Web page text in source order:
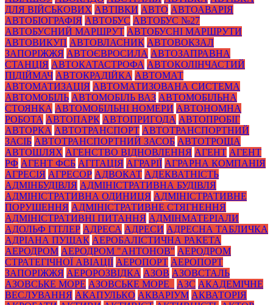
ДЛЯ ВІЙСЬКОВИХ АВТІВКИ АВТО АВТОАВАРІЯ
АВТОБІОГРАФІЯ АВТОБУС АВТОБУС №27
АВТОБУСНИЙ МАРШРУТ АВТОБУСНІ МАРШРУТИ
АВТОВИКУП АВТОВЛАСНИК АВТОВОКЗАЛ
ЗАПОРІЖЖЯ АВТОЄВРОСИЛА АВТОЗАПРАВНА
СТАНЦІЯ АВТОКАТАСТРОФА АВТОКОЛІНЧАСТИЙ
ПІДІЙМАЧ АВТОКРАДІЙКА АВТОМАТ
АВТОМАТИЗАЦІЯ АВТОМАТИЗОВАНА СИСТЕМА
АВТОМОБІЛЬ АВТОМОБІЛЬ ВАЗ АВТОМОБІЛЬНА
СТОЯНКА АВТОМОБІЛЬНІ НОМЕРИ АВТОНОМНА
РОБОТА АВТОПАРК АВТОПРИГОДА АВТОПРОБІГ
АВТОРКА АВТОТРАНСПОРТ АВТОТРАНСПОРТНИЙ
ЗАСІБ АВТОТРАНСПОРТНИЙ ЗАСОБ АВТОТРОЩА
АВТОШЛЯХ АГЕНСТВО ВІДНОВЛЕННЯ АГЕНТ АГЕНТ
РФ АГЕНТ ФСБ АГІТАЦІЯ АГРАРІЇ АГРАРНА КОМПАНІЯ
АГРЕСІЯ АГРЕСОР АДВОКАТ АДЕКВАТНІСТЬ
АДМІНБУДІВЛЯ АДМІНІСТРАТИВНА БУДІВЛЯ
АДМІНІСТРАТИВНА ОДИНИЦЯ АДМІНІСТРАТИВНЕ
ПОРУШЕННЯ АДМІНІСТРАТИВНЕ СТЯГНЕННЯ
АДМІНІСТРАТИВНІ ПИТАННЯ АДМІНМАТЕРІАЛИ
АДОЛЬФ ГІТЛЕР АДРЕСА АДРЕСИ АДРЕСНА ТАБЛИЧКА
АДРІАНА ПУЩАК АЕРОБАЛІСТИЧНА РАКЕТА
АЕРОДРОМ АЕРОДРОМ "АНТОНОВ" АЕРОДРОМ
СТРАТЕГІЧНОЇ АВІАЦІЇ АЕРОПОРТ АЕРОПОРТ
ЗАПОРІЖЖЯ АЕРОРОЗВІДКА АЗОВ АЗОВСТАЛЬ
АЗОВСЬКЕ МОРЕ АЗОВСЬКЕ МОРЕ_ АЗС АКАДЕМІЧНЕ
ВЕСЛУВАННЯ АКАПУЛЬКО АКВАРІУМ АКВАТОРІЯ